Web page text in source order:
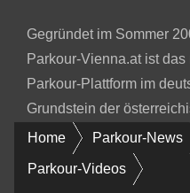
Gegründet im Sommer
Parkour-Vienna.at ist
Parkour-Plattform im
Grundstein der
Home Parkour-News
Parkour-Videos